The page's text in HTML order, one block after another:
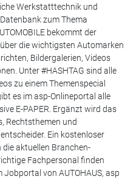
Werkstatttechnik und
zum Thema
bekommt der
die wichtigsten Automarken
Bildergalerien, Videos
Unter #HASHTAG sind alle
zu einem Themenspecial
es im asp-Onlineportal alle
E-PAPER. Ergänzt wird das
Rechtsthemen und
Ein kostenloser
die aktuellen Branchen-
Fachpersonal finden
von AUTOHAUS, asp